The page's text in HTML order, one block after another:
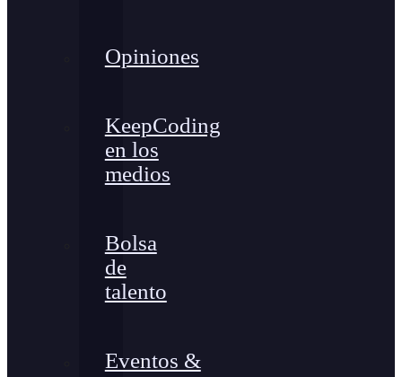
Opiniones
KeepCoding
en los
medios
Bolsa
de
talento
Eventos &